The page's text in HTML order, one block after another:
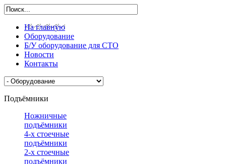
На главную
Оборудование
Б/У оборудование для СТО
Новости
Контакты
Подъёмники
Ножничные
подъёмники
4-х стоечные
подъёмники
2-х стоечные
подъёмники